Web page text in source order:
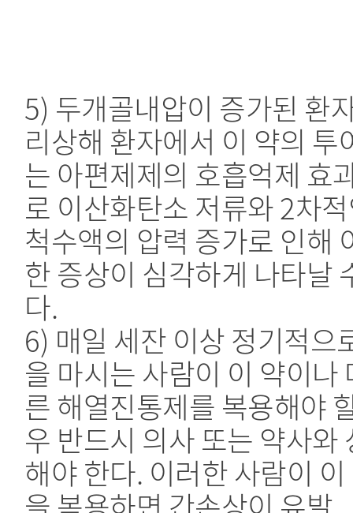
5) 두개골내압이 증가된 환
리상해 환자에서 이 약의 투
는 아편제제의 호흡억제 효
로 이산화탄소 저류와 2차
척수액의 압력 증가로 인해
한 증상이 심각하게 나타날
다.
6) 매일 세잔 이상 정기적으
을 마시는 사람이 이 약이나
른 해열진통제를 복용해야
우 반드시 의사 또는 약사와
해야 한다. 이러한 사람이